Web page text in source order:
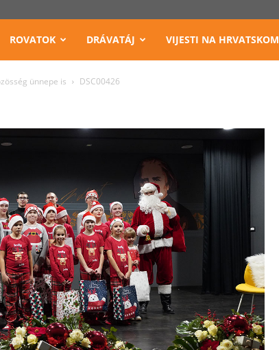
ROVATOK DRÁVATÁJ VIJESTI NA HRVATSKOM
ünnepe is DSC00426